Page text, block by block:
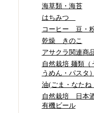
海草類・海苔
はちみつ
コーヒー 豆・
乾燥 きのこ
アサクラ関連商
自然栽培 麺類（
うめん・パスタ）
油(ごま・なたね
自然栽培 日本
有機ビール